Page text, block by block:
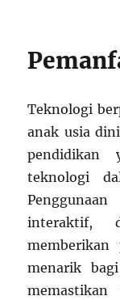
Teknologi
anak usia
pendidikan
teknologi
interaktif,
memberikan
menarik